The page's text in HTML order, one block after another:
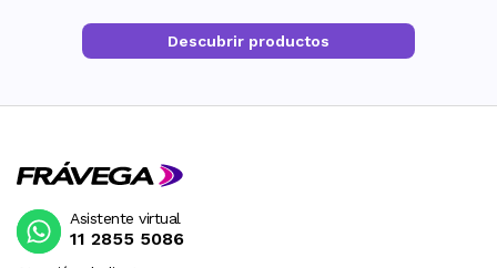
Descubrir productos
Asistente virtual
11 2855 5086